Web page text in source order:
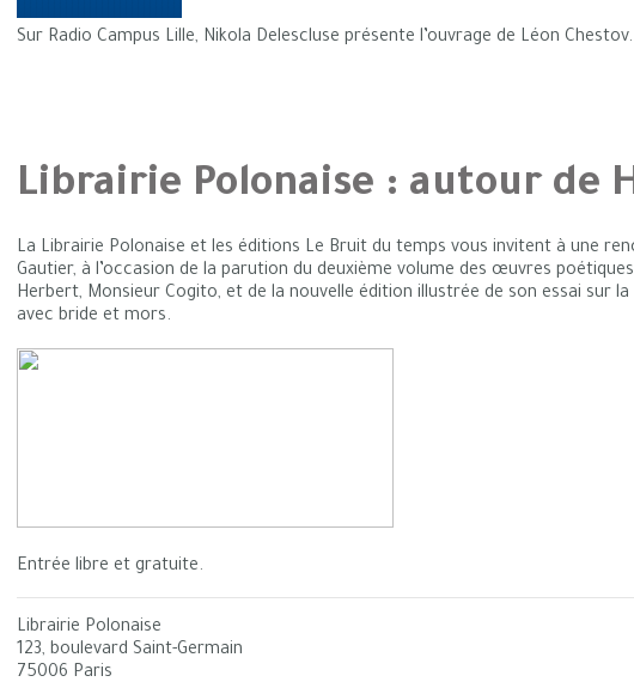
Sur Radio Campus Lille, Nikola Delescluse présente l’ouvrage de Léon Chestov.
Librairie Polonaise : autour de
La Librairie Polonaise et les éditions Le Bruit du temps vous invitent à une
Gautier, à l’occasion de la parution du deuxième volume des œuvres
Herbert, Monsieur Cogito, et de la nouvelle édition illustrée de son essai sur
avec bride et mors.
Entrée libre et gratuite.
Librairie Polonaise
123, boulevard Saint-Germain
75006 Paris